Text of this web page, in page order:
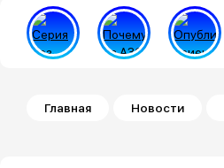
Строка навигации
Главная Новости